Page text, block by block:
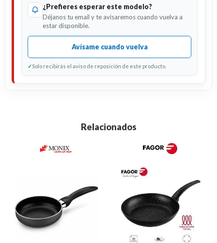
¿Prefieres esperar este modelo?
Déjanos tu email y te avisaremos cuando vuelva a
estar disponible.
Avísame cuando vuelva
✓Solo recibirás el aviso de reposición de este producto.
Relacionados